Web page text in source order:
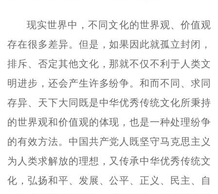
现实世界中，不同文化的世界观、价值观
存在很多差异。但是，如果因此就孤立封闭，
排斥、否定其他文化，那就不仅不利于人类文
明进步，还会产生许多纷争。和而不同、求同
存异、天下大同既是中华优秀传统文化所秉持
的世界观和价值观的体现，也是一种处理纷争
的有效方法。中国共产党人既坚守马克思主义
为人类求解放的理想，又传承中华优秀传统文
化，弘扬和平、发展、公平、正义、民主、自